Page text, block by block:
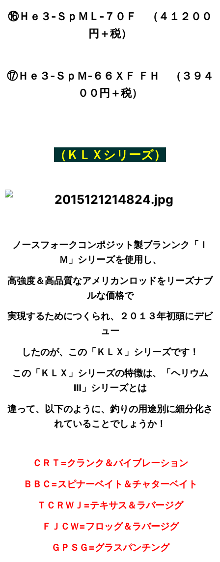
⑯Ｈｅ３‐ＳｐＭＬ‐７０Ｆ （４１２００
円＋税）
⑰Ｈｅ３‐ＳｐＭ‐６６ＸＦ ＦＨ （３９４
００円＋税）
（ＫＬＸシリーズ）
ノースフォークコンポジット製ブランンク「Ｉ
Ｍ」シリーズを使用し、
高強度＆高品質なアメリカンロッドをリーズナブ
ルな価格で
実現するためにつくられ、２０１３年初頭にデビ
ュー
したのが、この「ＫＬＸ」シリーズです！
この「ＫＬＸ」シリーズの特徴は、「ヘリウム
Ⅲ」シリーズとは
違って、以下のように、釣りの用途別に細分化さ
れていることでしょうか！
ＣＲＴ=クランク＆バイブレーション
ＢＢＣ=スピナーベイト＆チャターベイト
ＴＣＲＷＪ=テキサス＆ラバージグ
ＦＪＣＷ=フロッグ＆ラバージグ
ＧＰＳＧ=グラスパンチング